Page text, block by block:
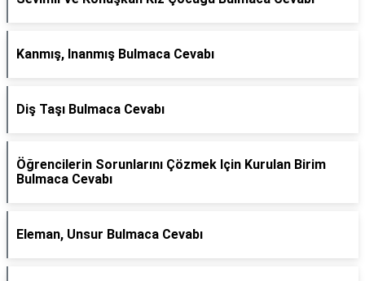
Kanmış, Inanmış Bulmaca Cevabı
Diş Taşı Bulmaca Cevabı
Öğrencilerin Sorunlarını Çözmek Için Kurulan Birim
Bulmaca Cevabı
Eleman, Unsur Bulmaca Cevabı